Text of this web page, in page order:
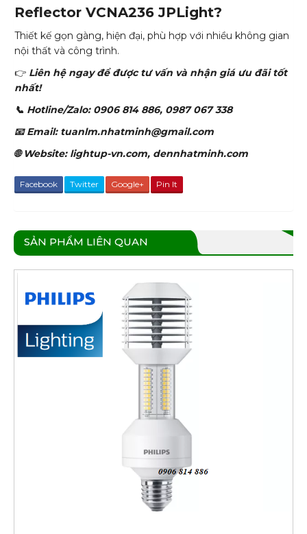
Reflector VCNA236 JPLight?
Thiết kế gọn gàng, hiện đại, phù hợp với nhiều không gian
nội thất và công trình.
👉 Liên hệ ngay để được tư vấn và nhận giá ưu đãi tốt
nhất!
📞 Hotline/Zalo: 0906 814 886, 0987 067 338
📧 Email: tuanlm.nhatminh@gmail.com
🌐 Website: lightup-vn.com, dennhatminh.com
Facebook Twitter Google+ Pin It
SẢN PHẨM LIÊN QUAN